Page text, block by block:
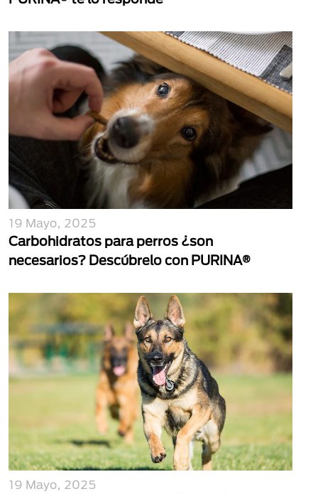
19 Mayo, 2025
Carbohidratos para perros ¿son
necesarios? Descúbrelo con PURINA®
19 Mayo, 2025